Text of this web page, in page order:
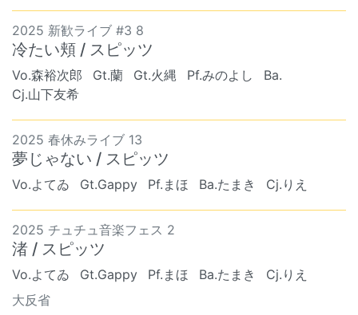
2025 新歓ライブ #3 8
冷たい頬 / スピッツ
Vo.森裕次郎 Gt.蘭 Gt.火縄 Pf.みのよし
Ba. ︎︎ ︎︎
Cj.山下友希
2025 春休みライブ 13
夢じゃない / スピッツ
Vo.よてゐ Gt.Gappy Pf.まほ Ba.たまき Cj.りえ
2025 チュチュ音楽フェス 2
渚 / スピッツ
Vo.よてゐ Gt.Gappy Pf.まほ Ba.たまき
Cj.りえ
大反省